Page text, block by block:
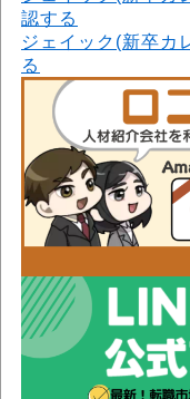
認する
ジェイック(新卒カ
る